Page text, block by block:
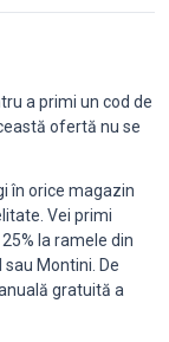
a primi un cod de
ofertă nu se
în orice magazin
Vei primi
la ramele din
Montini. De
gratuită a